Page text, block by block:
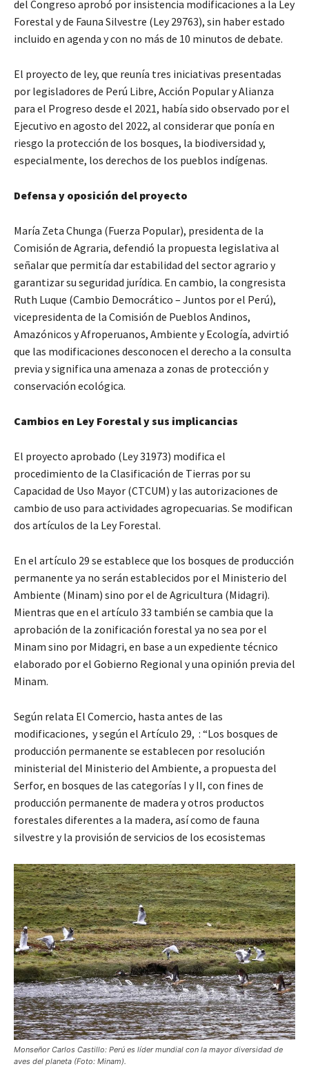
del Congreso aprobó por insistencia modificaciones a la Ley
Forestal y de Fauna Silvestre (Ley 29763), sin haber estado
incluido en agenda y con no más de 10 minutos de debate.
El proyecto de ley, que reunía tres iniciativas presentadas
por legisladores de Perú Libre, Acción Popular y Alianza
para el Progreso desde el 2021, había sido observado por el
Ejecutivo en agosto del 2022, al considerar que ponía en
riesgo la protección de los bosques, la biodiversidad y,
especialmente, los derechos de los pueblos indígenas.
Defensa y oposición del proyecto
María Zeta Chunga (Fuerza Popular), presidenta de la
Comisión de Agraria, defendió la propuesta legislativa al
señalar que permitía dar estabilidad del sector agrario y
garantizar su seguridad jurídica. En cambio, la congresista
Ruth Luque (Cambio Democrático – Juntos por el Perú),
vicepresidenta de la Comisión de Pueblos Andinos,
Amazónicos y Afroperuanos, Ambiente y Ecología, advirtió
que las modificaciones desconocen el derecho a la consulta
previa y significa una amenaza a zonas de protección y
conservación ecológica.
Cambios en Ley Forestal y sus implicancias
El proyecto aprobado (Ley 31973) modifica el
procedimiento de la Clasificación de Tierras por su
Capacidad de Uso Mayor (CTCUM) y las autorizaciones de
cambio de uso para actividades agropecuarias. Se modifican
dos artículos de la Ley Forestal.
En el artículo 29 se establece que los bosques de producción
permanente ya no serán establecidos por el Ministerio del
Ambiente (Minam) sino por el de Agricultura (Midagri).
Mientras que en el artículo 33 también se cambia que la
aprobación de la zonificación forestal ya no sea por el
Minam sino por Midagri, en base a un expediente técnico
elaborado por el Gobierno Regional y una opinión previa del
Minam.
Según relata El Comercio, hasta antes de las
modificaciones, y según el Artículo 29, : “Los bosques de
producción permanente se establecen por resolución
ministerial del Ministerio del Ambiente, a propuesta del
Serfor, en bosques de las categorías I y II, con fines de
producción permanente de madera y otros productos
forestales diferentes a la madera, así como de fauna
silvestre y la provisión de servicios de los ecosistemas
Monseñor Carlos Castillo: Perú es líder mundial con la mayor diversidad de
aves del planeta (Foto: Minam).